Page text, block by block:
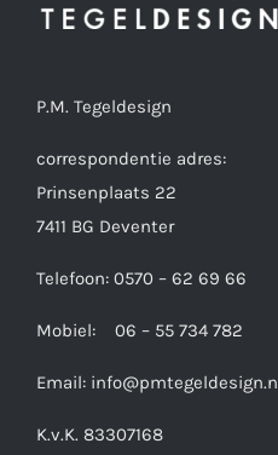
P.M. Tegeldesign
correspondentie adres:
Prinsenplaats 22
7411 BG Deventer
Telefoon: 0570 – 62 69 66
Mobiel: 06 – 55 734 782
Email:
K.v.K. 83307168